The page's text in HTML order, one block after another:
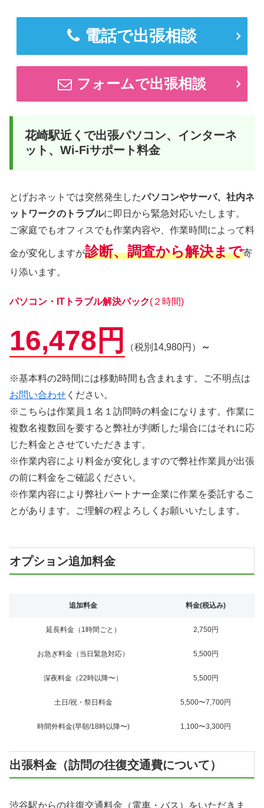
電話で出張相談
フォームで出張相談
花崎駅近くで出張パソコン、インターネ
ット、Wi-Fiサポート料金
とげおネットでは突然発生したパソコンやサーバ、社内ネ
ットワークのトラブルに即日から緊急対応いたします。
ご家庭でもオフィスでも作業内容や、作業時間によって料
金が変化しますが診断、調査から解決まで寄
り添います。
パソコン・ITトラブル解決パック(２時間)
16,478円 （税別14,980円） ～
※基本料の2時間には移動時間も含まれます。ご不明点は
お問い合わせ ください。
※こちらは作業員１名１訪問時の料金になります。作業に
複数名複数回を要すると弊社が判断した場合にはそれに応
じた料金とさせていただきます。
※作業内容により料金が変化しますので弊社作業員が出張
の前に料金をご確認ください。
※作業内容により弊社パートナー企業に作業を委託するこ
とがあります。ご理解の程よろしくお願いいたします。
オプション追加料金
追加料金 料金(税込み)
延長料金（1時間ごと） 2,750円
お急ぎ料金（当日緊急対応） 5,500円
深夜料金（22時以降〜） 5,500円
土日/祝・祭日料金 5,500〜7,700円
時間外料金(早朝/18時以降〜) 1,100〜3,300円
出張料金（訪問の往復交通費について）
渋谷駅からの往復交通料金（電車・バス）をいただきま